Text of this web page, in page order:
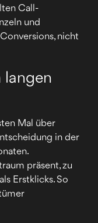
Call-
und
nicht
langen
Mal über
in der
präsent, zu
Erstklicks. So